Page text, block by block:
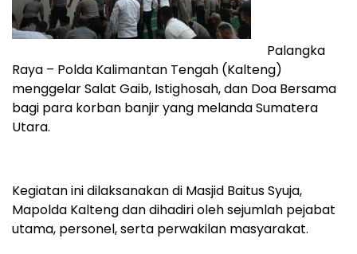
Palangka
Raya – Polda Kalimantan Tengah (Kalteng)
menggelar Salat Gaib, Istighosah, dan Doa Bersama
bagi para korban banjir yang melanda Sumatera
Utara.
Kegiatan ini dilaksanakan di Masjid Baitus Syuja,
Mapolda Kalteng dan dihadiri oleh sejumlah pejabat
utama, personel, serta perwakilan masyarakat.